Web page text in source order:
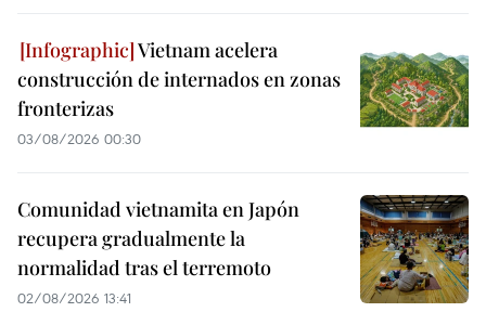
Vietnam acelera
construcción de internados en zonas
fronterizas
03/08/2026 00:30
Comunidad vietnamita en Japón
recupera gradualmente la
normalidad tras el terremoto
02/08/2026 13:41